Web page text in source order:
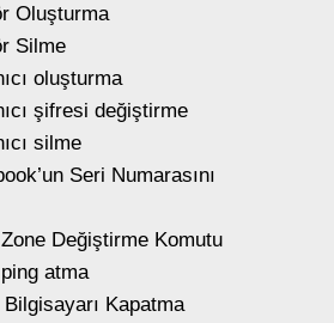
Oluşturma
Silme
oluşturma
şifresi değiştirme
silme
Seri Numarasını
Değiştirme Komutu
atma
Kapatma